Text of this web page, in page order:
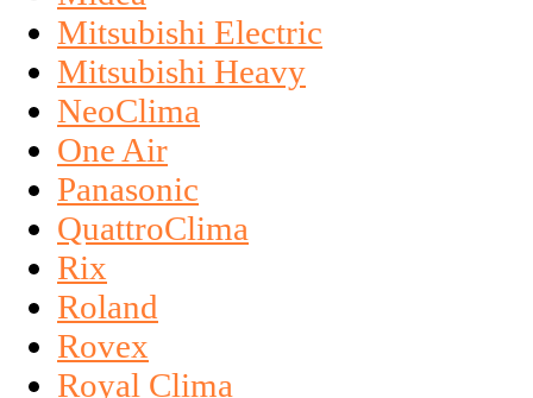
Mitsubishi Electric
Mitsubishi Heavy
NeoClima
One Air
Panasonic
QuattroClima
Rix
Roland
Rovex
Royal Clima